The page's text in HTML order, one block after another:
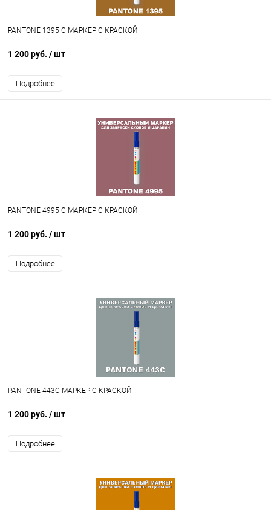
PANTONE 1395 C МАРКЕР С КРАСКОЙ
1 200 руб. / шт
Подробнее
PANTONE 4995 C МАРКЕР С КРАСКОЙ
1 200 руб. / шт
Подробнее
PANTONE 443C МАРКЕР С КРАСКОЙ
1 200 руб. / шт
Подробнее